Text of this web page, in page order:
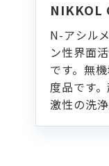
NIKKOL
N-アシル
ン性界面
です。無
度品です
激性の洗
フォーム